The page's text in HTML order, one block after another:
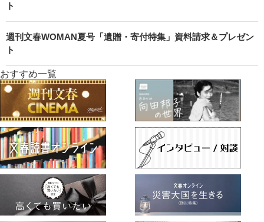
ト
週刊文春WOMAN夏号「遺贈・寄付特集」資料請求＆プレゼン
ト
おすすめ一覧